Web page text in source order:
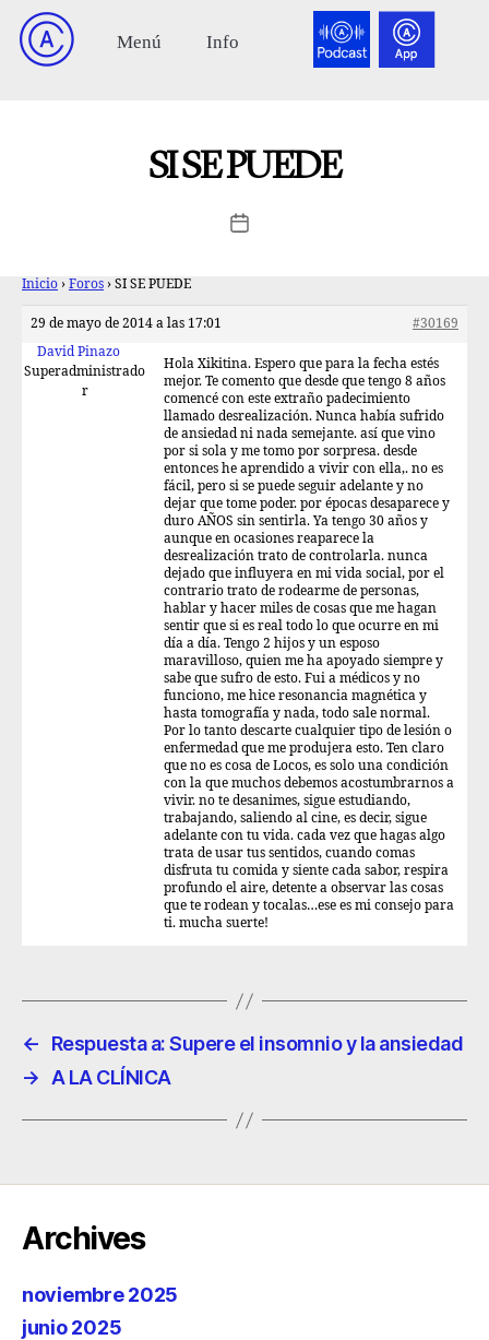
SI SE PUEDE
Inicio › Foros › SI SE PUEDE
29 de mayo de 2014 a las 17:01
#30169
David Pinazo
Superadministrado
r
Hola Xikitina. Espero que para la fecha estés
mejor. Te comento que desde que tengo 8 años
comencé con este extraño padecimiento
llamado desrealización. Nunca había sufrido
de ansiedad ni nada semejante. así que vino
por si sola y me tomo por sorpresa. desde
entonces he aprendido a vivir con ella,. no es
fácil, pero si se puede seguir adelante y no
dejar que tome poder. por épocas desaparece y
duro AÑOS sin sentirla. Ya tengo 30 años y
aunque en ocasiones reaparece la
desrealización trato de controlarla. nunca
dejado que influyera en mi vida social, por el
contrario trato de rodearme de personas,
hablar y hacer miles de cosas que me hagan
sentir que si es real todo lo que ocurre en mi
día a día. Tengo 2 hijos y un esposo
maravilloso, quien me ha apoyado siempre y
sabe que sufro de esto. Fui a médicos y no
funciono, me hice resonancia magnética y
hasta tomografía y nada, todo sale normal.
Por lo tanto descarte cualquier tipo de lesión o
enfermedad que me produjera esto. Ten claro
que no es cosa de Locos, es solo una condición
con la que muchos debemos acostumbrarnos a
vivir. no te desanimes, sigue estudiando,
trabajando, saliendo al cine, es decir, sigue
adelante con tu vida. cada vez que hagas algo
trata de usar tus sentidos, cuando comas
disfruta tu comida y siente cada sabor, respira
profundo el aire, detente a observar las cosas
que te rodean y tocalas…ese es mi consejo para
ti. mucha suerte!
←
Respuesta a: Supere el insomnio y la ansiedad
→
A LA CLÍNICA
Archives
noviembre 2025
junio 2025